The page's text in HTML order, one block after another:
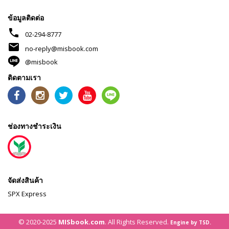
ข้อมูลติดต่อ
phone 02-294-8777
mail
no-reply@misbook.com
@misbook
ติดตามเรา
ช่องทางชำระเงิน
จัดส่งสินค้า
SPX Express
© 2020-2025 MISbook.com. All Rights Reserved. Engine by TSD.